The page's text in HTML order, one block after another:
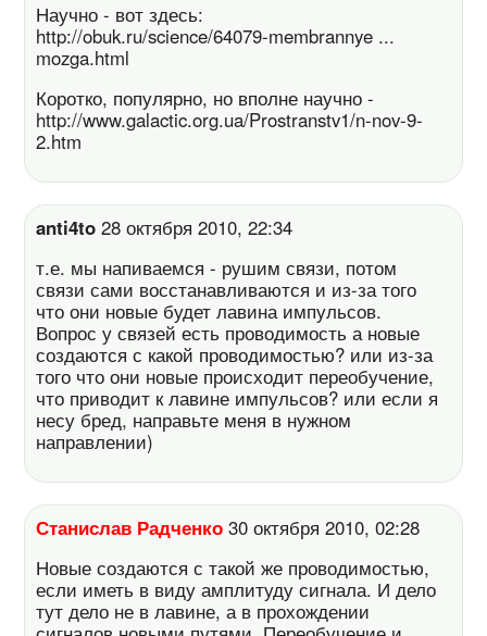
Научно - вот здесь:
http://obuk.ru/science/64079-membrannye ...
mozga.html
Коротко, популярно, но вполне научно -
http://www.galactic.org.ua/Prostranstv1/n-nov-9-
2.htm
anti4to 28 октября 2010, 22:34
т.е. мы напиваемся - рушим связи, потом
связи сами восстанавливаются и из-за того
что они новые будет лавина импульсов.
Вопрос у связей есть проводимость а новые
создаются с какой проводимостью? или из-за
того что они новые происходит переобучение,
что приводит к лавине импульсов? или если я
несу бред, направьте меня в нужном
направлении)
Станислав Радченко 30 октября 2010, 02:28
Новые создаются с такой же проводимостью,
если иметь в виду амплитуду сигнала. И дело
тут дело не в лавине, а в прохождении